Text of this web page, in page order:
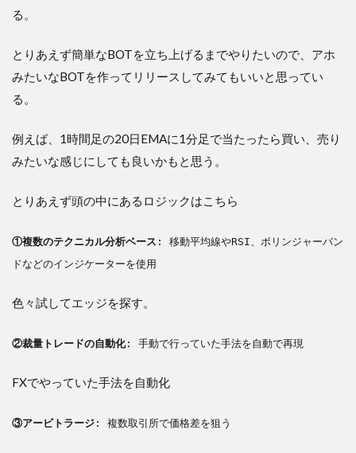
る。
とりあえず簡単なBOTを立ち上げるまでやりたいので、アホ
みたいなBOTを作ってリリースしてみてもいいと思ってい
る。
例えば、1時間足の20日EMAに1分足で当たったら買い、売り
みたいな感じにしても良いかもと思う。
とりあえず頭の中にあるロジックはこちら
①複数のテクニカル分析ベース : 移動平均線やRSI、ボリンジャーバン
ドなどのインジケーターを使用
色々試してエッジを探す。
②裁量トレードの自動化: 手動で行っていた手法を自動で再現
FXでやっていた手法を自動化
③アービトラージ : 複数取引所で価格差を狙う